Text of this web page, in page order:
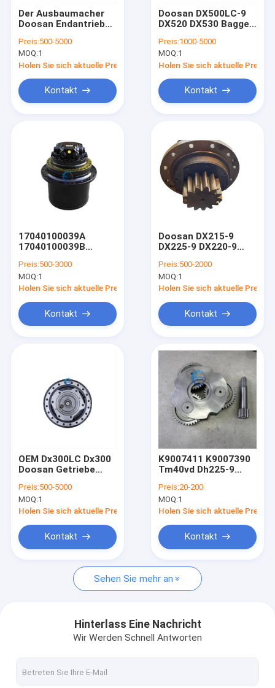
Videos
Über uns
Kontakt mit uns
Neuigkeiten
Bitte um ein Angebot
Getriebe zur Verringerung der Reise des Baggers
Achsantriebsteile für Bagger
Der Ausbaumacher
Doosan Endantrieb
17040100039A
17040100039B
K1050444 K9007404
Preis:500-5000
MOQ:1
Holen Sie sich aktuelle Preis
Kontakt
Doosan DX500LC-9
DX520 DX530 Bagger-
Endantrieb 170401-
00009 170401-00120
MZEB241E MZEB241E
Preis:1000-5000
MOQ:1
Holen Sie sich aktuelle Preis
Kontakt
17040100039A
17040100039B
Doosan Reisemotor
Assy Endantrieb mit
Motor und
Preis:500-3000
MOQ:1
Holen Sie sich aktuelle Preis
Kontakt
Doosan DX215-9
DX225-9 DX220-9
Baggermaschine
404-00097C
Preis:500-2000
MOQ:1
Holen Sie sich aktuelle Preis
Kontakt
OEM Dx300LC Dx300
Doosan Getriebe
401-00439C
K1012069
Preis:500-5000
MOQ:1
Holen Sie sich aktuelle Preis
Kontakt
K9007411 K9007390
Tm40vd Dh225-9
Bagger Teile
Endantrieb Träger Nr.
1 Assy
Preis:20-200
MOQ:1
Holen Sie sich aktuelle Preis
Kontakt
Sehen Sie mehr an
Hinterlass Eine Nachricht
Wir Werden Schnell Antworten